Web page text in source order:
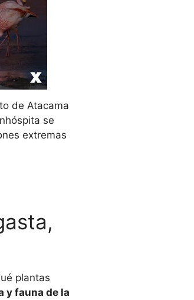
de Atacama
se
extremas
plantas
y fauna de la